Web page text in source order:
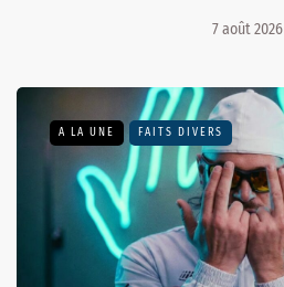
7 août 2026
A LA UNE FAITS DIVERS